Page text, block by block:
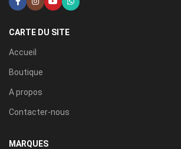
CARTE DU SITE
Accueil
Boutique
A propos
Contacter-nous
MARQUES